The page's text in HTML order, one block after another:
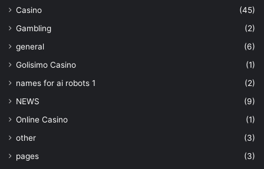
Casino
(45)
Gambling
(2)
general
(6)
Golisimo Casino
(1)
names for ai robots 1
(2)
NEWS
(9)
Online Casino
(1)
other
(3)
pages
(3)